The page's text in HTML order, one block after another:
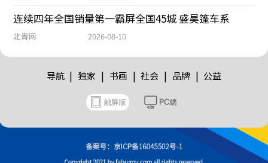
连续四年全国销量第一霸屏全国45城 盛昊篷车系
北青网 2026-08-10
导航 | 独家 | 书画 | 社会 | 品牌 | 公益